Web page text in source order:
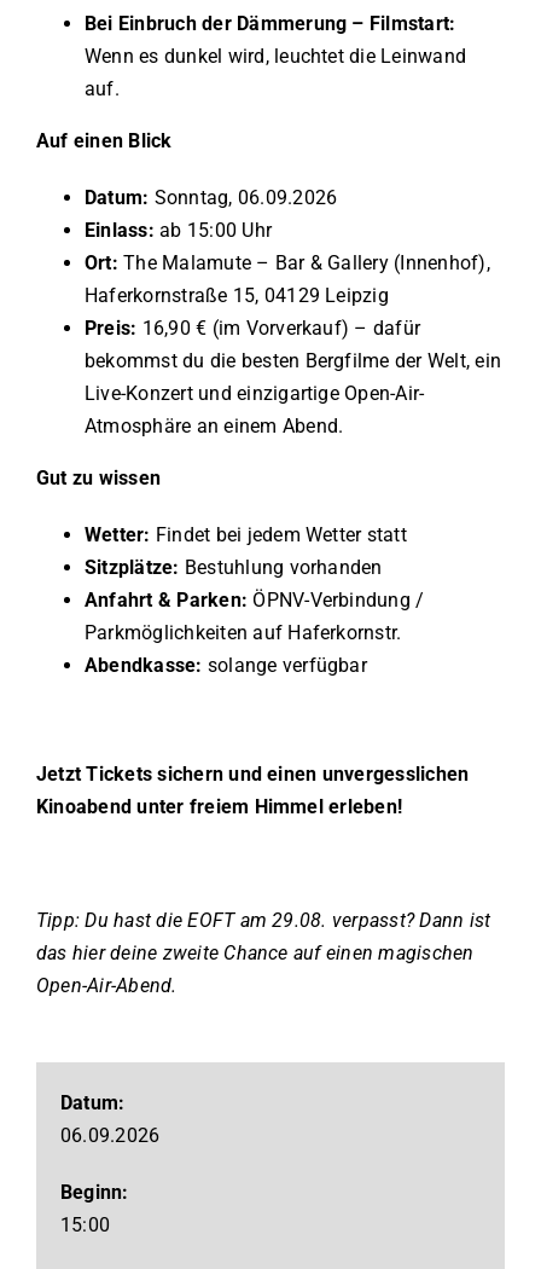
Bei Einbruch der Dämmerung – Filmstart:
Wenn es dunkel wird, leuchtet die Leinwand
auf.
Auf einen Blick
Datum: Sonntag, 06.09.2026
Einlass: ab 15:00 Uhr
Ort: The Malamute – Bar & Gallery (Innenhof),
Haferkornstraße 15, 04129 Leipzig
Preis: 16,90 € (im Vorverkauf) – dafür
bekommst du die besten Bergfilme der Welt, ein
Live-Konzert und einzigartige Open-Air-
Atmosphäre an einem Abend.
Gut zu wissen
Wetter: Findet bei jedem Wetter statt
Sitzplätze: Bestuhlung vorhanden
Anfahrt & Parken: ÖPNV-Verbindung /
Parkmöglichkeiten auf Haferkornstr.
Abendkasse: solange verfügbar
Jetzt Tickets sichern und einen unvergesslichen
Kinoabend unter freiem Himmel erleben!
Tipp: Du hast die EOFT am 29.08. verpasst? Dann ist
das hier deine zweite Chance auf einen magischen
Open-Air-Abend.
Datum:
06.09.2026
Beginn:
15:00